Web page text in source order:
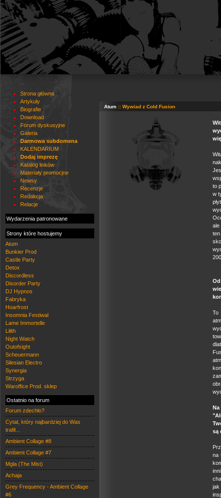
Strona główna
Artykuły
Biografie
Download
Forum dyskusyjne
Galeria
Darmowa subdomena
KALENDARIUM
Dodaj imprezę
Katalog linków
Materiały promocjne
Newsy
Recenzje
Redakcja
Relacje
Wydarzenia patronowane
Strony które hostujemy
Atum
Bunkier Prod
Castle Party
Detox
Discordless
Disorder Party
DJ Hypnos
Fabryka
Hoarfrost
Insomnia Festiwal
Lame Immortelle
Lilith
Night Watch
Outofsight
Scheuermann
Silesian Electro
Synergia
Strzyga
Waroffice Prod. sklep
Ostatnio na forum
Forum zdechło?
Cytat, który najbardziej do Was
trafił...
Ambient Collage #8
Ambient Collage #7
Mgla (The Mist)
Achaja
Grey Frequency - Ambient Collage
#6
Atum :: Wywiad z Cold Fusion
to
w
ten
To
są
na